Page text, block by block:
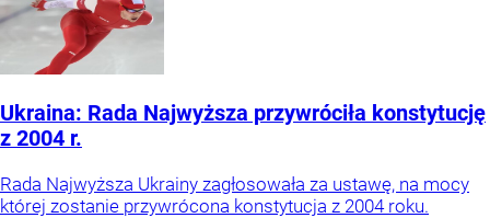
Ukraina: Rada Najwyższa przywróciła konstytucję
z 2004 r.
Rada Najwyższa Ukrainy zagłosowała za ustawę, na mocy
której zostanie przywrócona konstytucja z 2004 roku.